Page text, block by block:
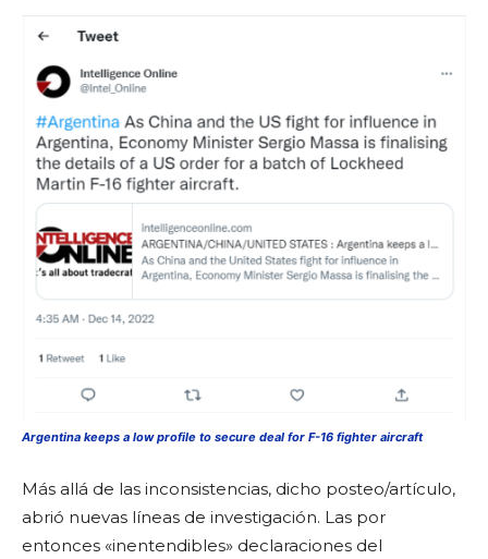
Argentina keeps a low profile to secure deal for F-16 fighter aircraft
Más allá de las inconsistencias, dicho posteo/artículo,
abrió nuevas líneas de investigación. Las por
entonces «inentendibles» declaraciones del